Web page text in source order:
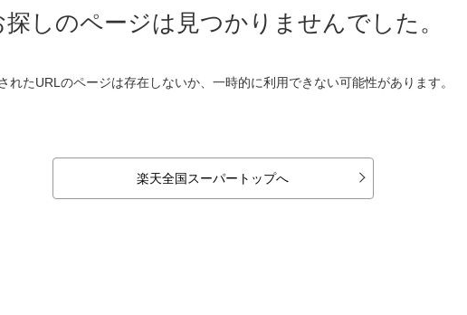
探しのページは見つかりませんでした。
れたURLのページは存在しないか、一時的に利用できない可能性があります。
楽天全国スーパートップへ